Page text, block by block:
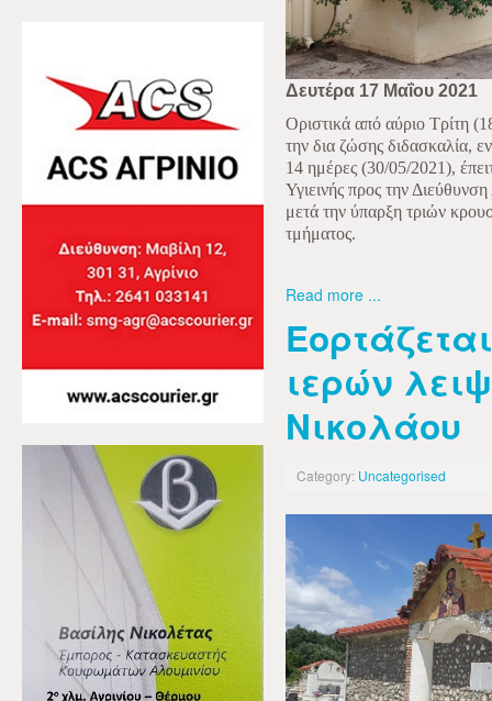
Δευτέρα 17 Μαΐου 2021
Οριστικά από αύριο Τρίτη
την δια ζώσης διδασκαλία,
14 ημέρες (30/05/2021),
Υγιεινής προς την
μετά την ύπαρξη τριών
τμήματος.
Read more ...
ιερών
Νικολάου
Category: Uncategorised